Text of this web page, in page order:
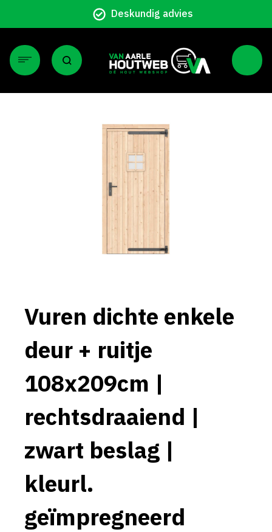
Particulier en zakelijk
Vuren dichte enkele
deur + ruitje
108x209cm |
rechtsdraaiend |
zwart beslag |
kleurl.
geïmpregneerd